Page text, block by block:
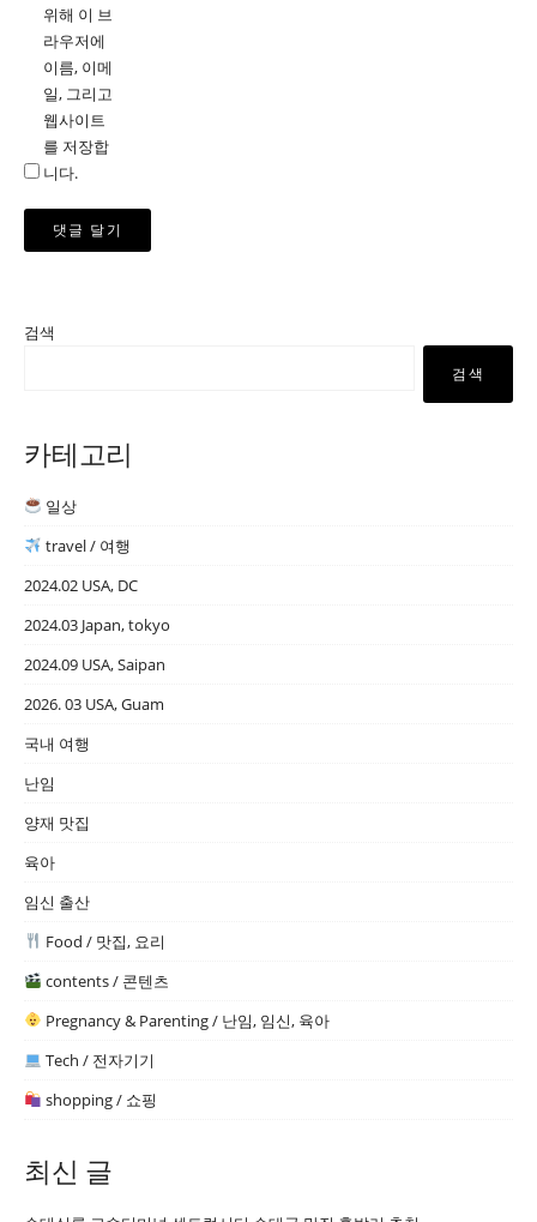
위해 이 브
라우저에
이름, 이메
일, 그리고
웹사이트
를 저장합
니다.
검색
검색
카테고리
일상
travel / 여행
2024.02 USA, DC
2024.03 Japan, tokyo
2024.09 USA, Saipan
2026. 03 USA, Guam
국내 여행
난임
양재 맛집
육아
임신 출산
Food / 맛집, 요리
contents / 콘텐츠
Pregnancy & Parenting / 난임, 임신, 육아
Tech / 전자기기
shopping / 쇼핑
최신 글